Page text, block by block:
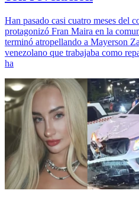
Han pasado casi cuatro meses del
protagonizó Fran Maira en la
terminó atropellando a Mayerson
venezolano que trabajaba como
ha